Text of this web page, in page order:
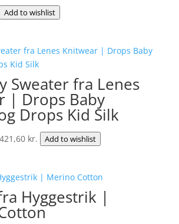
Add to wishlist
Sweater fra Lenes
| Drops Baby
Drops Kid Silk
Den
kr..
421,60 kr.Den
er:
421,60 kr..
Add to wishlist
Hyggestrik |